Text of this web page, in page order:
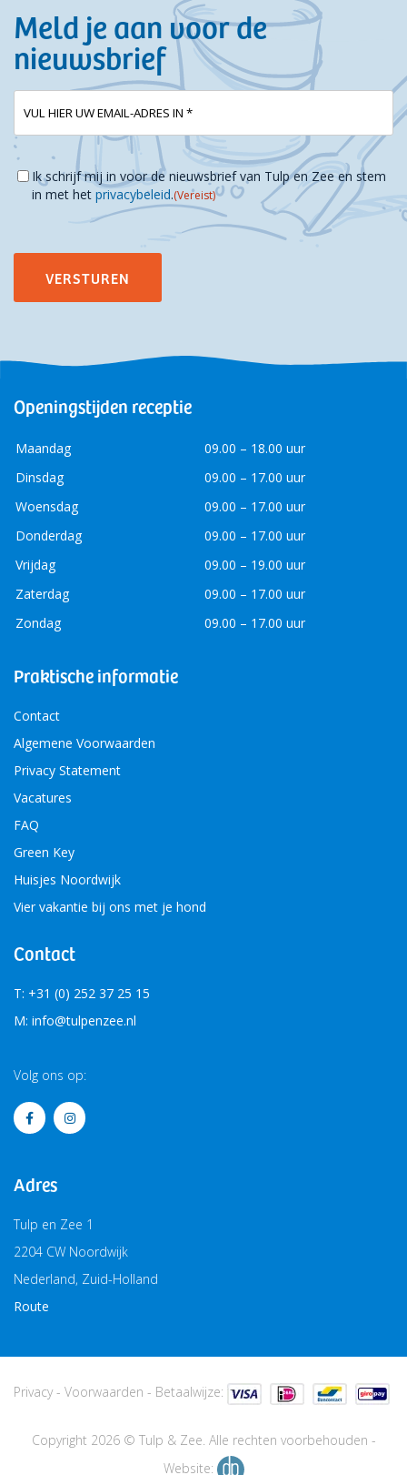
Meld je aan voor de
nieuwsbrief
E-
mailadres
Instemming (Vereist)
Ik schrijf mij in voor de nieuwsbrief van Tulp en Zee en stem
in met het privacybeleid.(Vereist)
Openingstijden receptie
Maandag
09.00 – 18.00 uur
Dinsdag
09.00 – 17.00 uur
Woensdag
09.00 – 17.00 uur
Donderdag
09.00 – 17.00 uur
Vrijdag
09.00 – 19.00 uur
Zaterdag
09.00 – 17.00 uur
Zondag
09.00 – 17.00 uur
Praktische informatie
Contact
Algemene Voorwaarden
Privacy Statement
Vacatures
FAQ
Green Key
Huisjes Noordwijk
Vier vakantie bij ons met je hond
Contact
T: +31 (0) 252 37 25 15
M: info@tulpenzee.nl
Volg ons op:
Adres
Tulp en Zee 1
2204 CW Noordwijk
Nederland, Zuid-Holland
Route
Privacy- Voorwaarden - Betaalwijze:
Copyright 2026 © Tulp & Zee. Alle rechten voorbehouden -
Website: